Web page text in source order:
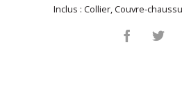
Inclus :Collier,Couvre-